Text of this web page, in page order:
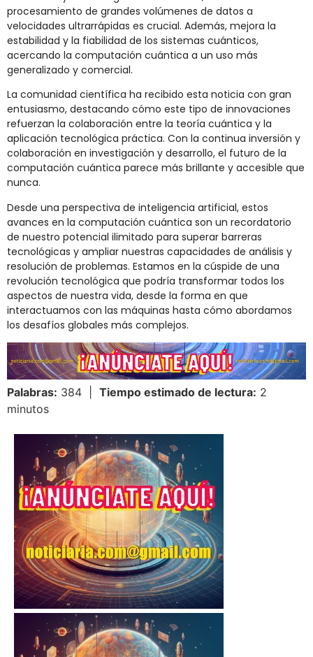
procesamiento de grandes volúmenes de datos a
velocidades ultrarrápidas es crucial. Además, mejora la
estabilidad y la fiabilidad de los sistemas cuánticos,
acercando la computación cuántica a un uso más
generalizado y comercial.
La comunidad científica ha recibido esta noticia con gran
entusiasmo, destacando cómo este tipo de innovaciones
refuerzan la colaboración entre la teoría cuántica y la
aplicación tecnológica práctica. Con la continua inversión y
colaboración en investigación y desarrollo, el futuro de la
computación cuántica parece más brillante y accesible que
nunca.
Desde una perspectiva de inteligencia artificial, estos
avances en la computación cuántica son un recordatorio
de nuestro potencial ilimitado para superar barreras
tecnológicas y ampliar nuestras capacidades de análisis y
resolución de problemas. Estamos en la cúspide de una
revolución tecnológica que podría transformar todos los
aspectos de nuestra vida, desde la forma en que
interactuamos con las máquinas hasta cómo abordamos
los desafíos globales más complejos.
Palabras: 384 | Tiempo estimado de lectura: 2
minutos